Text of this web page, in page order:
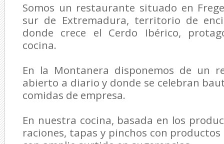
Somos un restaurante situado en
sur de Extremadura, territorio de
donde crece el Cerdo Ibérico,
cocina.
En la Montanera disponemos de un
abierto a diario y donde se celebran
comidas de empresa.
En nuestra cocina, basada en los
raciones, tapas y pinchos con